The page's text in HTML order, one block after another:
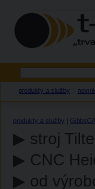
produkty a služby
produkty a služby
▶ stroj
▶ CNC
▶ od